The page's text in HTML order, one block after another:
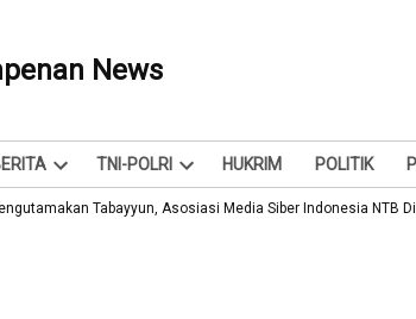
News
dan Info
Open
dropdown
TNI-POLRI
Open
dropdown
HUKRIM POLITIK
Tabayyun, Asosiasi Media Siber Indonesia NTB